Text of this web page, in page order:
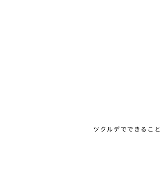
ツクルデでできること